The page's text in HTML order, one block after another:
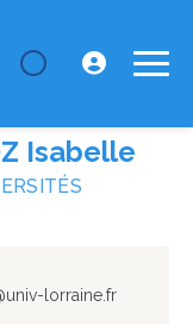
Isabelle
lorraine.fr